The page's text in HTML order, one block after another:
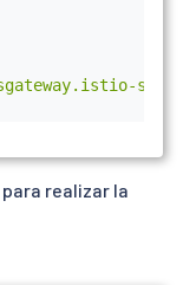
para realizar la